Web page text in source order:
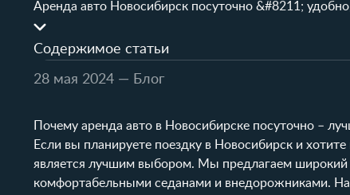
Аренда авто Новосибирск посуточно &#8211;
Содержимое статьи
28 мая 2024 — Блог
Почему аренда авто в Новосибирске посуточно –
Если вы планируете поездку в Новосибирск и
является лучшим выбором. Мы предлагаем широкий
комфортабельными седанами и внедорожниками.